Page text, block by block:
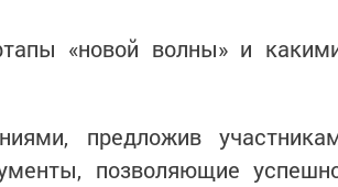
«новой волны» и
предложив
позволяющие